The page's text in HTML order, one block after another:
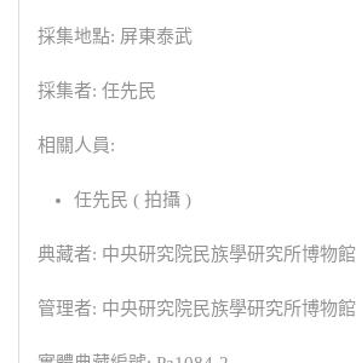
採集地點: 屏東泰武
採集者: 任先民
相關人員:
任先民 ( 拍攝 )
典藏者: 中央研究院民族學研究所博物館
管理者: 中央研究院民族學研究所博物館